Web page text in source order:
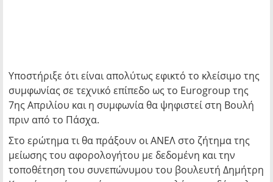
Υποστήριξε ότι είναι απολύτως εφικτό το κλείσιμο της
συμφωνίας σε τεχνικό επίπεδο ως το Eurogroup της
7ης Απριλίου και η συμφωνία θα ψηφιστεί στη Βουλή
πριν από το Πάσχα.
Στο ερώτημα τι θα πράξουν οι ΑΝΕΛ στο ζήτημα της
μείωσης του αφορολογήτου με δεδομένη και την
τοποθέτηση του συνεπώνυμου του βουλευτή Δημήτρη